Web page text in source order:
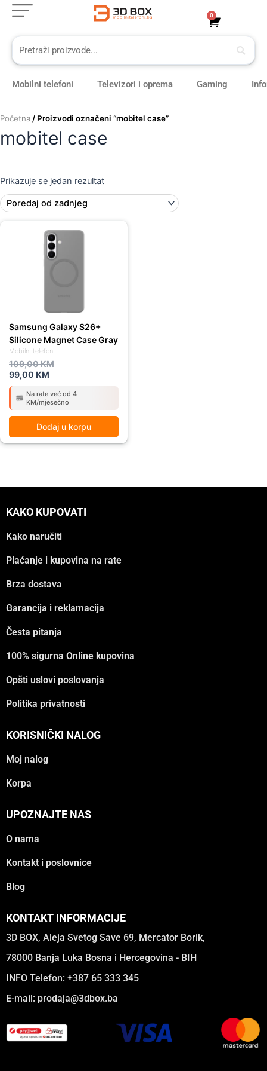
Skip
content
0
Cart
Mobilni telefoni Televizori i oprema Gaming
Početna / Proizvodi označeni “mobitel case”
mobitel case
Prikazuje se jedan rezultat
Mobilni telefoni
Samsung Galaxy S26+
Silicone Magnet Case Gray
109,00KM
109,00 KM.
99,00 KM
99,00 KM.
Na rate već od 4
KM/mjesečno
Dodaj u korpu
KAKO KUPOVATI
Kako naručiti
Plaćanje i kupovina na rate
Brza dostava
Garancija i reklamacija
Česta pitanja
100% sigurna Online kupovina
Opšti uslovi poslovanja
Politika privatnosti
KORISNIČKI NALOG
Moj nalog
Korpa
UPOZNAJTE NAS
O nama
Kontakt i poslovnice
Blog
KONTAKT INFORMACIJE
3D BOX, Aleja Svetog Save 69, Mercator Borik,
78000 Banja Luka Bosna i Hercegovina - BIH
INFO Telefon: +387 65 333 345
E-mail: prodaja@3dbox.ba